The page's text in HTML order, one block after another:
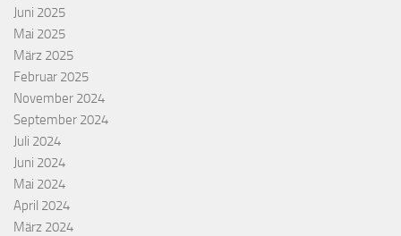
Juni 2025
Mai 2025
März 2025
Februar 2025
November 2024
September 2024
Juli 2024
Juni 2024
Mai 2024
April 2024
März 2024